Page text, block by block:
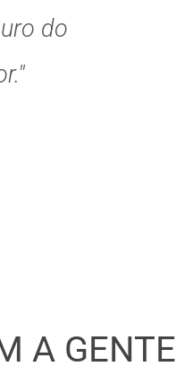
do
A GENTE